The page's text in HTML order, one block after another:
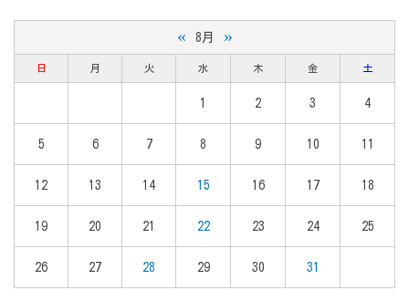
« 8月 »
日 月 火 水 木 金 土
1 2 3 4
5 6 7 8 9 10 11
12 13 14 15 16 17 18
19 20 21 22 23 24 25
26 27 28 29 30 31